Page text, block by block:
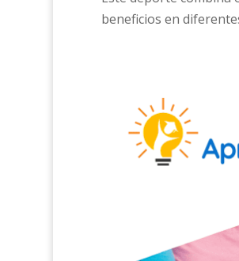
beneficios en